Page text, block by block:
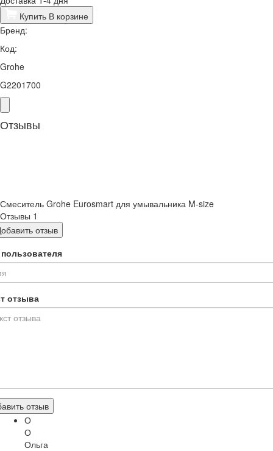
Купить В корзине
Бренд:
Код:
Grohe
G2201700
Отзывы
Смеситель Grohe Eurosmart для умывальника M-size
Отзывы 1
отзыв
отзыва
отзыв
О
О
Ольга